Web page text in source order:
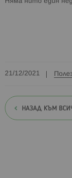
21/12/2021
НАЗАД КЪМ